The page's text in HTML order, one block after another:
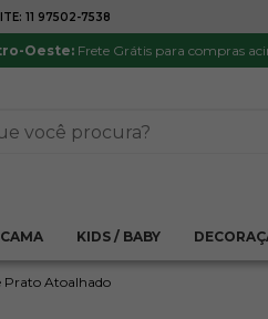
11 97502-7538
Oeste:Frete Grátis para compras
CAMA KIDS / BABY
boleto ou PIX Parcela
Prato Atoalhado